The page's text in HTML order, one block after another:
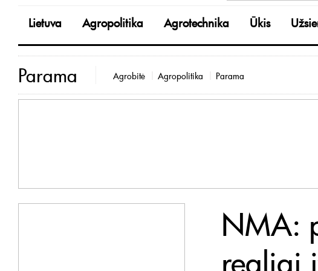
Lietuva Agropolitika Agrotechnika Ūkis
Parama Agrobitė Agropolitika Parama
NMA:
realiai